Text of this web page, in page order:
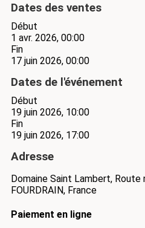
Dates des ventes
Début
1 avr. 2026, 00:00
Fin
17 juin 2026, 00:00
Dates de l'événement
Début
19 juin 2026, 10:00
Fin
19 juin 2026, 17:00
Adresse
Domaine Saint Lambert,
FOURDRAIN, France
Paiement en ligne